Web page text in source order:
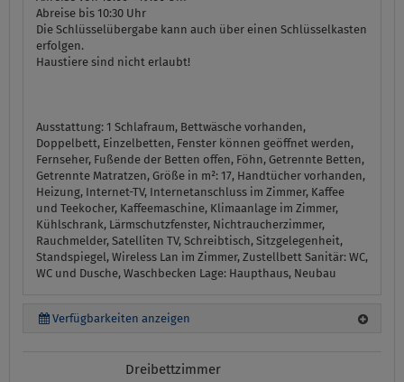
Abreise bis 10:30 Uhr
Die Schlüsselübergabe kann auch über einen Schlüsselkasten
erfolgen.
Haustiere sind nicht erlaubt!
Ausstattung: 1 Schlafraum, Bettwäsche vorhanden,
Doppelbett, Einzelbetten, Fenster können geöffnet werden,
Fernseher, Fußende der Betten offen, Föhn, Getrennte Betten,
Getrennte Matratzen, Größe in m²: 17, Handtücher vorhanden,
Heizung, Internet-TV, Internetanschluss im Zimmer, Kaffee
und Teekocher, Kaffeemaschine, Klimaanlage im Zimmer,
Kühlschrank, Lärmschutzfenster, Nichtraucherzimmer,
Rauchmelder, Satelliten TV, Schreibtisch, Sitzgelegenheit,
Standspiegel, Wireless Lan im Zimmer, Zustellbett Sanitär: WC,
WC und Dusche, Waschbecken Lage: Haupthaus, Neubau
Verfügbarkeiten anzeigen
Dreibettzimmer